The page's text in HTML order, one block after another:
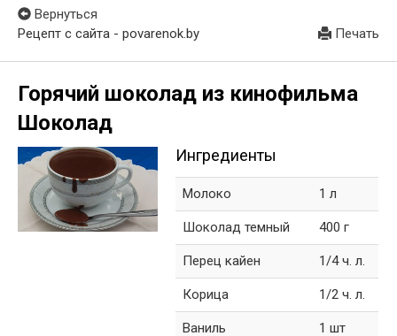
Вернуться
Рецепт с сайта - povarenok.by
Печать
Горячий шоколад из кинофильма
Шоколад
Ингредиенты
Молоко 1 л
Шоколад темный 400 г
Перец кайен 1/4 ч. л.
Корица 1/2 ч. л.
Ваниль 1 шт